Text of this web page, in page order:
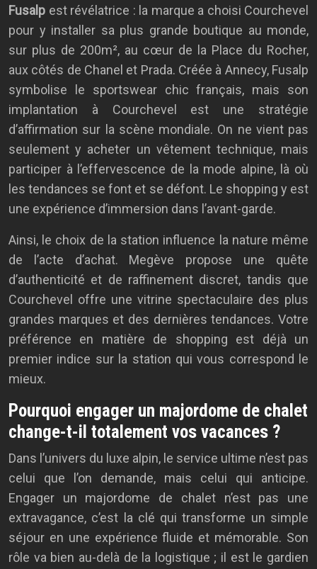
Fusalp est révélatrice : la marque a choisi Courchevel
pour y installer sa plus grande boutique au monde,
sur plus de 200m², au cœur de la Place du Rocher,
aux côtés de Chanel et Prada. Créée à Annecy, Fusalp
symbolise le sportswear chic français, mais son
implantation à Courchevel est une stratégie
d’affirmation sur la scène mondiale. On ne vient pas
seulement y acheter un vêtement technique, mais
participer à l’effervescence de la mode alpine, là où
les tendances se font et se défont. Le shopping y est
une expérience d’immersion dans l’avant-garde.
Ainsi, le choix de la station influence la nature même
de l’acte d’achat. Megève propose une quête
d’authenticité et de raffinement discret, tandis que
Courchevel offre une vitrine spectaculaire des plus
grandes marques et des dernières tendances. Votre
préférence en matière de shopping est déjà un
premier indice sur la station qui vous correspond le
mieux.
Pourquoi engager un majordome de chalet
change-t-il totalement vos vacances ?
Dans l’univers du luxe alpin, le service ultime n’est pas
celui que l’on demande, mais celui qui anticipe.
Engager un majordome de chalet n’est pas une
extravagance, c’est la clé qui transforme un simple
séjour en une expérience fluide et mémorable. Son
rôle va bien au-delà de la logistique ; il est le gardien